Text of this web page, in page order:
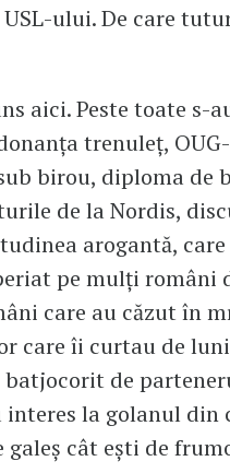
ului. De care
aici. Peste toate s-
trenuleț,
birou, diploma de
de la Nordis,
arogantă,
pe mulți români
care au căzut în
care îi curtau de luni
de
la golanul din
galeș cât ești de